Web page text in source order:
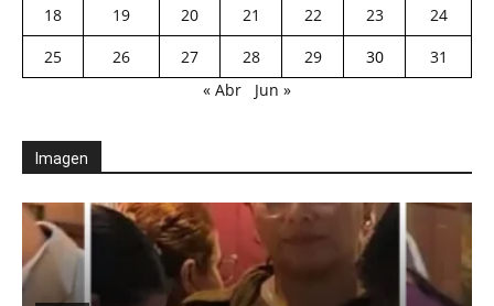
18
19 20 21 22 23
24
25
26 27 28 29 30
31
« Abr
Jun »
Imagen